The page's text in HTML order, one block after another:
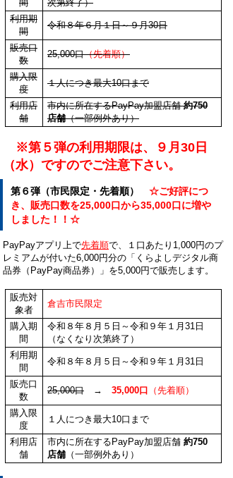
間
次第終了）
利用期
間
令和８年６月１日～９月30日
販売口
数
25,000口（先着順）
購入限
度
１人につき最大10口まで
利用店
舗
市内に所在するPayPay加盟店舗約750
店舗（一部例外あり）
※第５弾の利用期限は、９月30日
（水）ですのでご注意下さい。
第６弾（市民限定・先着順） ☆ご好評につ
き、販売口数を25,000口から35,000口に増や
しました！！☆
PayPayアプリ上で先着順で、１口あたり1,000円のプ
レミアムが付いた6,000円分の「くらよしデジタル商
品券（PayPay商品券）」を5,000円で販売します。
販売対
象者
倉吉市民限定
購入期
間
令和８年８月５日～令和９年１月31日
（なくなり次第終了）
利用期
間
令和８年８月５日～令和９年１月31日
販売口
数
25,000口 → 35,000口 （先着順）
購入限
度
１人につき最大10口まで
利用店
舗
市内に所在するPayPay加盟店舗 約750
店舗 （一部例外あり）